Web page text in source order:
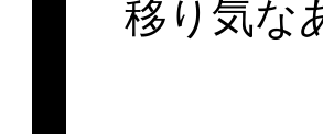
移り気な